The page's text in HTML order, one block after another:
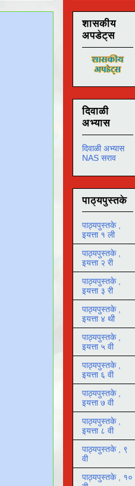
शासकीय
अपडेट्स
दिवाळी
अभ्यास
दिवाळी अभ्यास
NAS सराव
पाठ्यपुस्तके
पाठ्यपुस्तके ,
इयत्ता १ ली
पाठ्यपुस्तके ,
इयत्ता २ री
पाठ्यपुस्तके ,
इयत्ता ३ री
पाठ्यपुस्तके ,
इयत्ता ४ थी
पाठ्यपुस्तके ,
इयत्ता ५ वी
पाठ्यपुस्तके ,
इयत्ता ६ वी
पाठ्यपुस्तके ,
इयत्ता ७ वी
पाठ्यपुस्तके ,
इयत्ता ८ वी
पाठ्यपुस्तके , ९
वी
पाठ्यपुस्तके , १०